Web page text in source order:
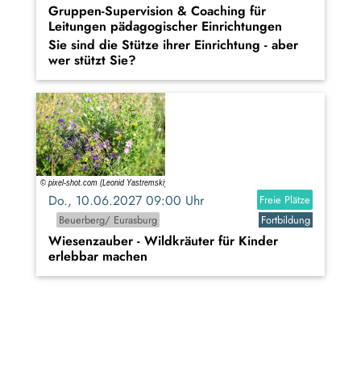
Gruppen-Supervision & Coaching für
Leitungen pädagogischer Einrichtungen
Sie sind die Stütze ihrer Einrichtung - aber
wer stützt Sie?
Do., 10.06.2027 09:00 Uhr
Freie Plätze
Beuerberg/ Eurasburg
Fortbildung
Wiesenzauber - Wildkräuter für Kinder
erlebbar machen